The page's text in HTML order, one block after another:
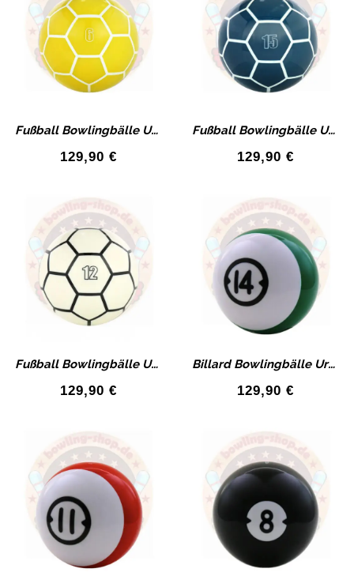
Fußball Bowlingbälle Urethan Bowlingball Hausbälle mit Bohrung
129,90 €
Fußball Bowlingbälle Urethan Bowlingball Hausbälle mit Bohrung
129,90 €
Fußball Bowlingbälle Urethan Bowlingball Hausbälle mit Bohrung
129,90 €
Billard Bowlingbälle Urethan Bowlingball mit Bohrung
129,90 €